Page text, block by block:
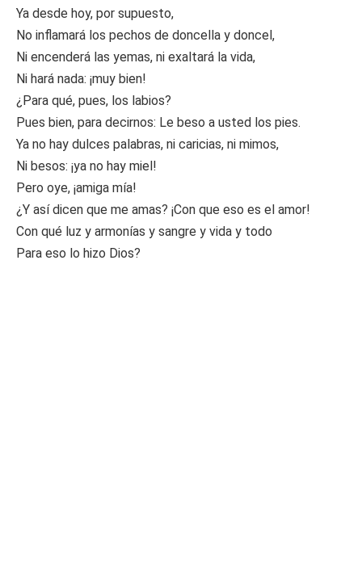
Ya desde hoy, por supuesto,
No inflamará los pechos de doncella y doncel,
Ni encenderá las yemas, ni exaltará la vida,
Ni hará nada: ¡muy bien!
¿Para qué, pues, los labios?
Pues bien, para decirnos: Le beso a usted los pies.
Ya no hay dulces palabras, ni caricias, ni mimos,
Ni besos: ¡ya no hay miel!
Pero oye, ¡amiga mía!
¿Y así dicen que me amas? ¡Con que eso es el amor!
Con qué luz y armonías y sangre y vida y todo
Para eso lo hizo Dios?